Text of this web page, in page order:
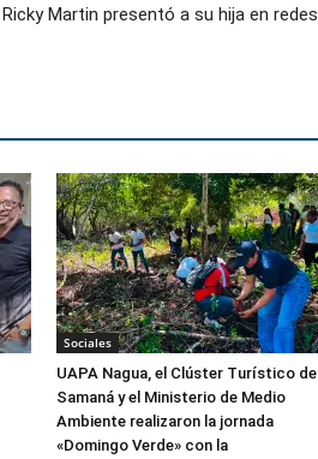
Ricky Martin presentó a su hija en redes
Sociales
UAPA Nagua, el Clúster Turístico de
Samaná y el Ministerio de Medio
Ambiente realizaron la jornada
«Domingo Verde» con la